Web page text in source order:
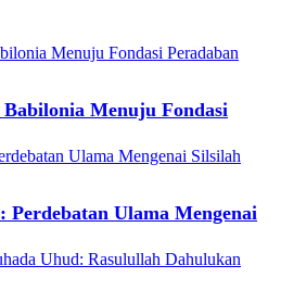
Menuju Fondasi
Perdebatan Ulama Mengenai